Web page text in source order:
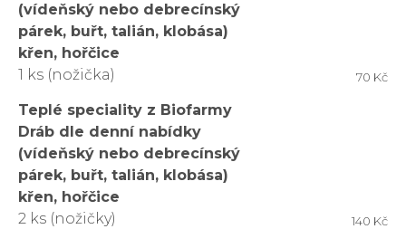
(vídeňský nebo debrecínský
párek, buřt, talián, klobása)
křen, hořčice
1 ks (nožička)
70 Kč
Teplé speciality z Biofarmy
Dráb dle denní nabídky
(vídeňský nebo debrecínský
párek, buřt, talián, klobása)
křen, hořčice
2 ks (nožičky)
140 Kč